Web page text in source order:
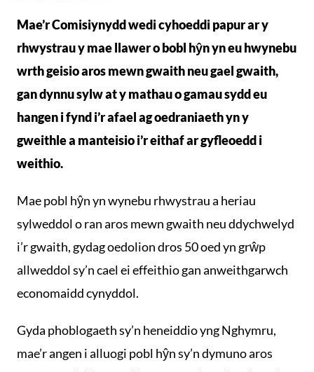
Mae’r Comisiynydd wedi cyhoeddi papur ar y
rhwystrau y mae llawer o bobl hŷn yn eu hwynebu
wrth geisio aros mewn gwaith neu gael gwaith,
gan dynnu sylw at y mathau o gamau sydd eu
hangen i fynd i’r afael ag oedraniaeth yn y
gweithle a manteisio i’r eithaf ar gyfleoedd i
weithio.
Mae pobl hŷn yn wynebu rhwystrau a heriau
sylweddol o ran aros mewn gwaith neu ddychwelyd
i’r gwaith, gydag oedolion dros 50 oed yn grŵp
allweddol sy’n cael ei effeithio gan anweithgarwch
economaidd cynyddol.
Gyda phoblogaeth sy’n heneiddio yng Nghymru,
mae’r angen i alluogi pobl hŷn sy’n dymuno aros